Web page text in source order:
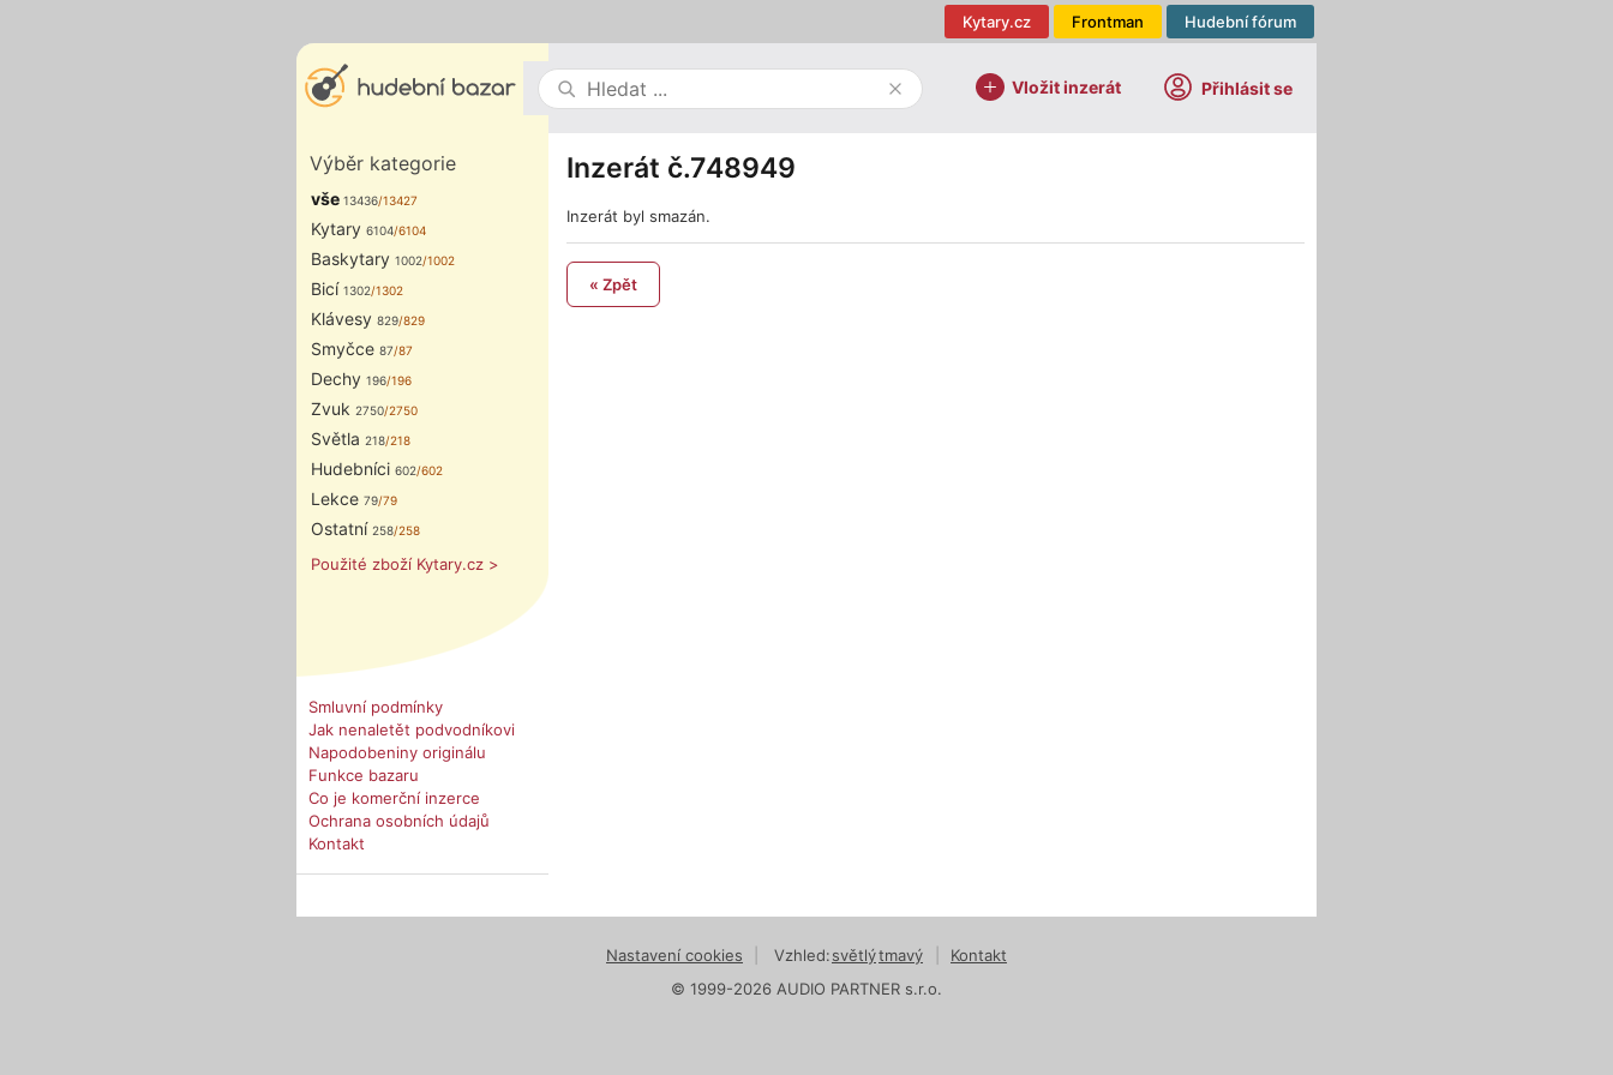
Hudební fórum
Frontman
Kytary.cz
Vložit inzerát Přihlásit se
Výběr kategorie
vše 13436/13427
Kytary 6104/6104
Baskytary 1002/1002
Bicí 1302/1302
Klávesy 829/829
Smyčce 87/87
Dechy 196/196
Zvuk 2750/2750
Světla 218/218
Hudebníci 602/602
Lekce 79/79
Ostatní 258/258
Použité zboží Kytary.cz >
Smluvní podmínky
Jak nenaletět podvodníkovi
Napodobeniny originálu
Funkce bazaru
Co je komerční inzerce
Ochrana osobních údajů
Kontakt
Inzerát č.748949
Inzerát byl smazán.
« Zpět
Nastavení cookies Vzhled:světlýtmavý
Kontakt
© 1999-2026 AUDIO PARTNER s.r.o.